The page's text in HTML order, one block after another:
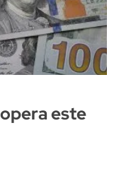
este